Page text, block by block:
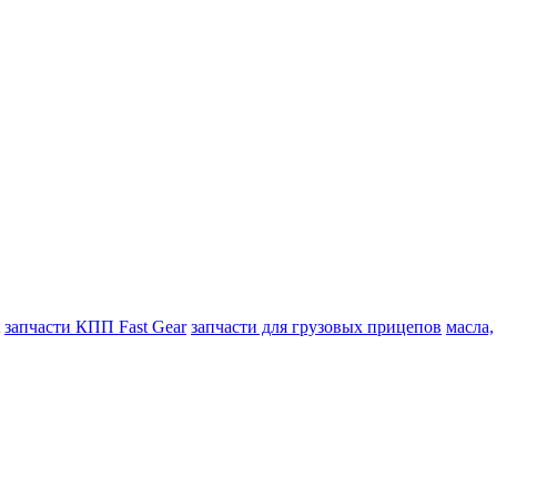
запчасти КПП Fast Gear запчасти для грузовых прицепов масла,